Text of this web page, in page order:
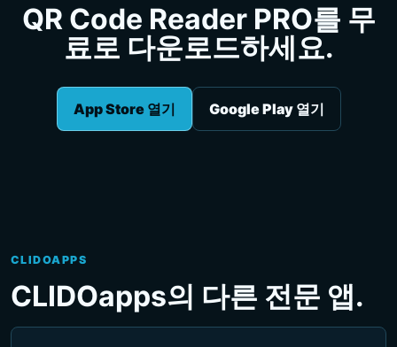
QR Code Reader PRO를 무
료로 다운로드하세요.
App Store 열기 Google Play 열기
CLIDOAPPS
CLIDOapps의 다른 전문 앱.